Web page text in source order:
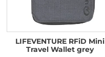
LIFEVENTURE RFiD Mini
Travel Wallet grey